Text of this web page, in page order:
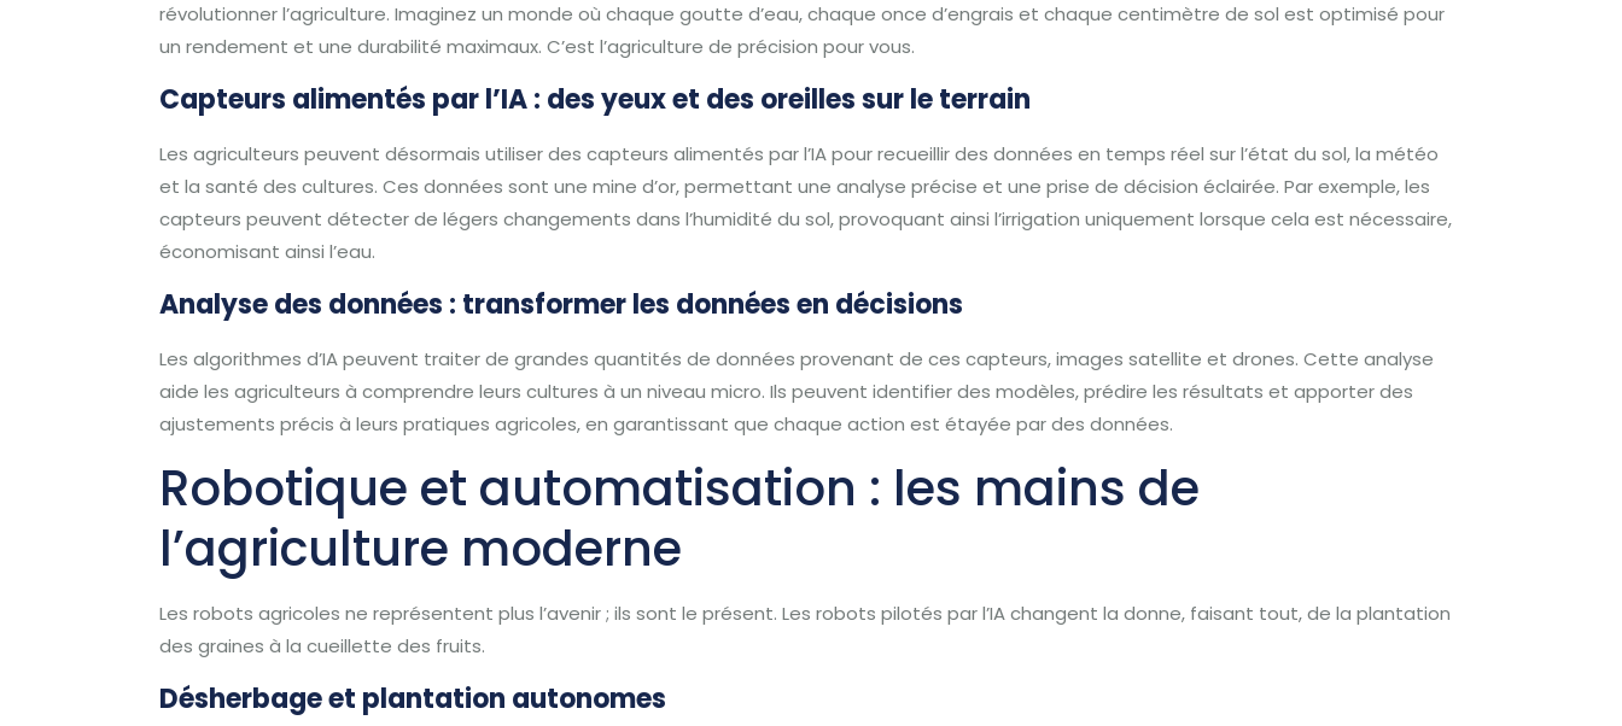
révolutionner l’agriculture. Imaginez un monde où chaque goutte d’eau, chaque once d’engrais et chaque centimètre de sol est optimisé pour
un rendement et une durabilité maximaux. C’est l’agriculture de précision pour vous.
Capteurs alimentés par l’IA : des yeux et des oreilles sur le terrain
Les agriculteurs peuvent désormais utiliser des capteurs alimentés par l’IA pour recueillir des données en temps réel sur l’état du sol, la météo
et la santé des cultures. Ces données sont une mine d’or, permettant une analyse précise et une prise de décision éclairée. Par exemple, les
capteurs peuvent détecter de légers changements dans l’humidité du sol, provoquant ainsi l’irrigation uniquement lorsque cela est nécessaire,
économisant ainsi l’eau.
Analyse des données : transformer les données en décisions
Les algorithmes d’IA peuvent traiter de grandes quantités de données provenant de ces capteurs, images satellite et drones. Cette analyse
aide les agriculteurs à comprendre leurs cultures à un niveau micro. Ils peuvent identifier des modèles, prédire les résultats et apporter des
ajustements précis à leurs pratiques agricoles, en garantissant que chaque action est étayée par des données.
Robotique et automatisation : les mains de
l’agriculture moderne
Les robots agricoles ne représentent plus l’avenir ; ils sont le présent. Les robots pilotés par l’IA changent la donne, faisant tout, de la plantation
des graines à la cueillette des fruits.
Désherbage et plantation autonomes